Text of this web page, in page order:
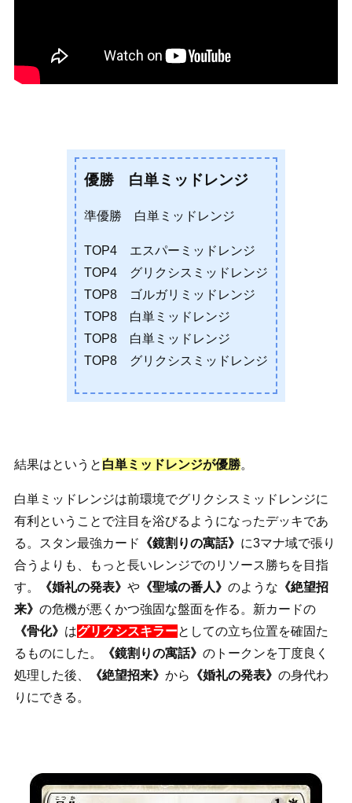
優勝 白単ミッドレンジ
準優勝 白単ミッドレンジ
TOP4 エスパーミッドレンジ
TOP4 グリクシスミッドレンジ
TOP8 ゴルガリミッドレンジ
TOP8 白単ミッドレンジ
TOP8 白単ミッドレンジ
TOP8 グリクシスミッドレンジ
結果はというと 白単ミッドレンジが優勝。
白単ミッドレンジは前環境でグリクシスミッドレンジに
有利ということで注目を浴びるようになったデッキであ
る。スタン最強カード
《鏡割りの寓話》 に3マナ域で張り
合うよりも、もっと長いレンジでのリソース勝ちを目指
す。
《婚礼の発表》 や《聖域の番人》 のような 《絶望招
来》 の危機が悪くかつ強固な盤面を作る。新カードの
《骨化》 はグリクシスキラーとしての立ち位置を確固た
るものにした。
《鏡割りの寓話》 のトークンを丁度良く
処理した後、
《絶望招来》 から 《婚礼の発表》 の身代わ
りにできる。